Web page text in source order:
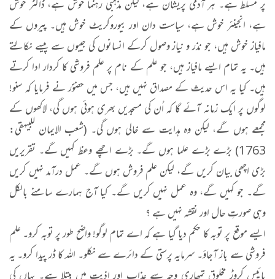
پر مسلط ہے۔ ہر آدمی پریشان ہے، لیکن مذہبی رہنما خوش ہے، ڈاکٹر خوش
ہے، انجینئر خوش ہے، سیاست دان اور بیوروکریٹ خوش ہیں۔ پیروں کے
مافیاز خوش ہیں، جو نذر و نیاز وصول کرکے انسانوں کی جیبوں سے پیسے نکالتے
ہیں۔ یہ تمام ایسے مافیاز ہیں، جو علم کے نام پر علم فروشی کا کردار ادا کرتے
ہیں۔ کیا یہ اس حدیث کے مصداق نہیں ہیں، جس میں حضوؐر نے فرمایا کہ سنو!
لوگوں پر ایک زمانہ آئے گا کہ اُن کی مسجدیں بھری ہوئی ہوں گی، لاکھوں کے
مجمعے ہوں گے، لیکن وہ ہدایت سے خالی ہوں گی۔ (شعب الایمان للبیہقی:
1763) بڑے بڑے علما ہوں گے۔ بڑے اچھے وعظ کہیں گے۔ تقریریں
بڑی اچھی بیان کریں گے، لیکن علم فروش ہوں گے۔ عمل درآمد نہیں کریں
گے۔ جو کہیں گے، وہ عمل نہیں کریں گے۔ کیا آج ہمارے سامنے بالکل
وہی صورتِ حال اور نقشہ نہیں ہے ؟
ایسے موقع پر توبہ کا حکم دیا گیا ہے کہ اے تمام لوگو! واضح طور پر توبہ کرو۔ علم
فروشی سے باز آجاؤ۔ سرمایہ پرستی کے دائرے سے نکلو۔ اللہ کا ڈر پیدا کرو۔ یہ